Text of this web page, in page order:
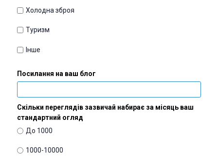
Холодна зброя
Туризм
Інше
Посилання на ваш блог
Скільки переглядів зазвичай набирає за місяць ваш
стандартний огляд
До 1000
1000-10000